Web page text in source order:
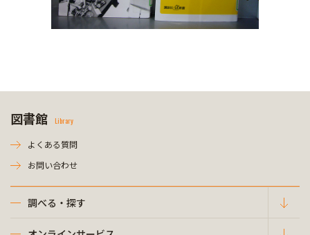
図書館 Library
よくある質問
お問い合わせ
調べる・探す